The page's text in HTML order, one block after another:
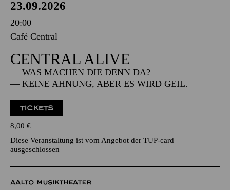
23.09.2026
20:00
Café Central
CENTRAL ALIVE
— WAS MACHEN DIE DENN DA?
— KEINE AHNUNG, ABER ES WIRD GEIL.
TICKETS
8,00 €
Diese Veranstaltung ist vom Angebot der TUP-card
ausgeschlossen
AALTO MUSIKTHEATER